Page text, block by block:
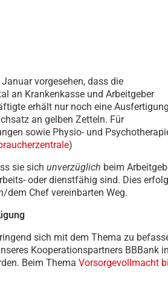
vorgesehen, dass die
an Krankenkasse und Arbeitgeber
erhält nur noch eine
an gelben Zetteln. Für
sowie Physio- und
)
sie sich unverzüglich beim
oder dienstfähig sind. Dies
dem Chef vereinbarten Weg.
sich mit dem Thema zu
Kooperationspartners BBBank
Beim Thema Vorsorgevollmacht